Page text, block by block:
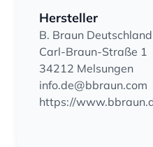
Hersteller
B. Braun
Carl-Braun-Straße 1
34212 Melsungen
info.de@bbraun.com
https://